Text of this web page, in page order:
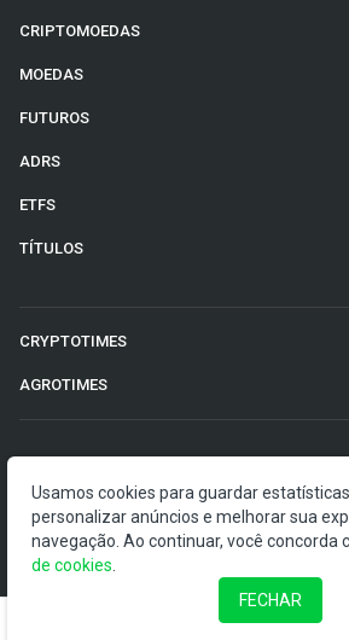
CRIPTOMOEDAS
MOEDAS
FUTUROS
ADRS
ETFS
TÍTULOS
CRYPTOTIMES
AGROTIMES
O Money Times publica matérias de
visam a democratização da
publicações devem ser
anunciadores e divulgadores, e
Usamos cookies para guardar
personalizar anúncios e melhorar sua
navegação. Ao continuar, você concorda
de cookies
FECHAR